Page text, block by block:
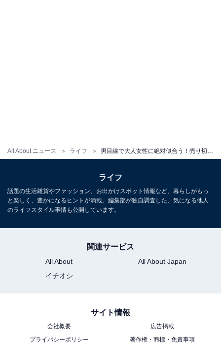
All About ニュース ライフ
ところが、タイトではなくフレアなシルエットだからこ
そ、ニットスカートであっても身体のラインを気にせず
はけます。また、ニット素材でウエストの伸縮性がある
ので、はき位置を調整し、スカート丈を微調整すること
が可能です。
しかも、まったく同じ生地で織られたニットを合わせる
スフレヤーンフレアスカート セットアップ可能
クロ 2990円
ライフ
話題の生活雑貨やファッション、お出かけスポット情報など、暮らしがもっ
と楽しく、豊かになるヒントが満載。編集部が独自調査した、気になる他人
のライフスタイル事情も公開しています。
関連サービス
All About
All About Japan
イチオシ
サイト情報
会社概要
広告掲載
プライバシーポリシー
著作権・商標・免責事項